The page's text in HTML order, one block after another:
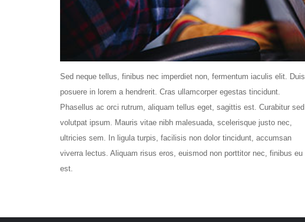
Sed neque tellus, finibus nec imperdiet non, fermentum iaculis elit. Duis
posuere in lorem a hendrerit. Cras ullamcorper egestas tincidunt.
Phasellus ac orci rutrum, aliquam tellus eget, sagittis est. Curabitur sed
volutpat ipsum. Mauris vitae nibh malesuada, scelerisque justo nec,
ultricies sem. In ligula turpis, facilisis non dolor tincidunt, accumsan
viverra lectus. Aliquam risus eros, euismod non porttitor nec, finibus eu
est.